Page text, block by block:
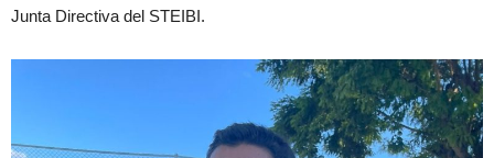
Junta Directiva del STEIBI.